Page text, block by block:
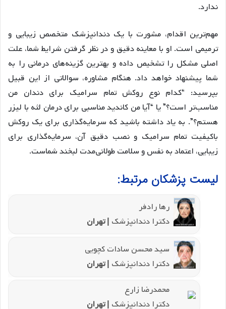
ندارد.
مهم‌ترین اقدام، مشورت با یک دندانپزشک متخصص زیبایی و
ترمیمی است. او با معاینه دقیق و در نظر گرفتن شرایط شما، علت
اصلی مشکل را تشخیص داده و بهترین گزینه‌های درمانی را به
شما پیشنهاد خواهد داد. هنگام مشاوره، سوالاتی از این قبیل
بپرسید: “کدام نوع روکش تمام سرامیک برای دندان من
مناسب‌تر است؟” یا “آیا من کاندید مناسبی برای درمان لثه با لیزر
هستم؟”. به یاد داشته باشید که سرمایه‌گذاری برای یک روکش
باکیفیت تمام سرامیک و نصب دقیق آن، سرمایه‌گذاری برای
زیبایی، اعتماد به نفس و سلامت طولانی‌مدت لبخند شماست.
لیست پزشکان مرتبط:
رها رادفر
دکترا دندانپزشک | تهران
سید محسن سادات کچویی
دکترا دندانپزشک | تهران
محمدرضا زارع
دکترا دندانپزشک | تهران